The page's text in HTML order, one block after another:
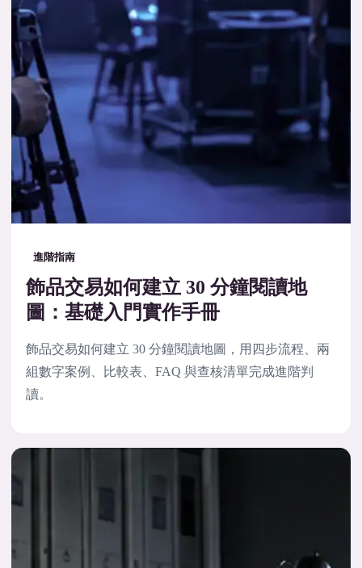
進階指南
飾品交易如何建立 30 分鐘閱讀地
圖：基礎入門實作手冊
飾品交易如何建立 30 分鐘閱讀地圖，用四步流程、兩
組數字案例、比較表、FAQ 與查核清單完成進階判
讀。